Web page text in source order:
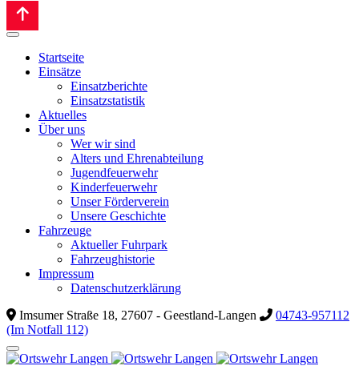
Startseite
Einsätze
Einsatzberichte
Einsatzstatistik
Aktuelles
Über uns
Wer wir sind
Alters und Ehrenabteilung
Jugendfeuerwehr
Kinderfeuerwehr
Unser Förderverein
Unsere Geschichte
Fahrzeuge
Aktueller Fuhrpark
Fahrzeughistorie
Impressum
Datenschutzerklärung
Imsumer Straße 18, 27607 - Geestland-Langen
04743-957112
(Im Notfall 112)